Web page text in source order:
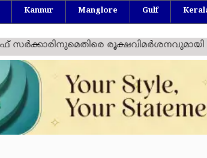
Kannur Manglore Gulf